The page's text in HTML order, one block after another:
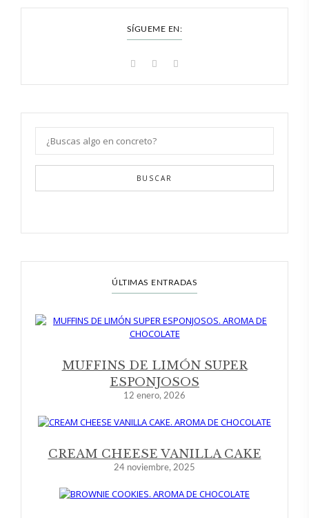
SÍGUEME EN:
BUSCAR
ÚLTIMAS ENTRADAS
MUFFINS DE LIMÓN SUPER
ESPONJOSOS
12 enero, 2026
CREAM CHEESE VANILLA CAKE
24 noviembre, 2025